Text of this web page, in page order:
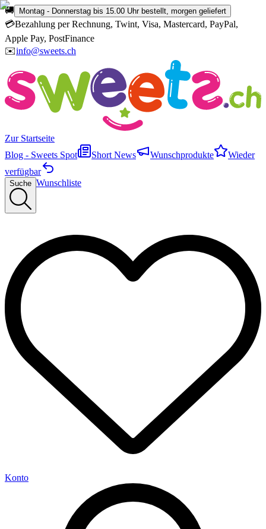
🚚 Montag - Donnerstag bis 15.00 Uhr bestellt, morgen geliefert
💳Bezahlung per Rechnung, Twint, Visa, Mastercard, PayPal,
Apple Pay, PostFinance
✉️info@sweets.ch
Zur Startseite
Blog - Sweets Spot
Short News Wunschprodukte
Wieder
verfügbar
Suche Wunschliste
Konto